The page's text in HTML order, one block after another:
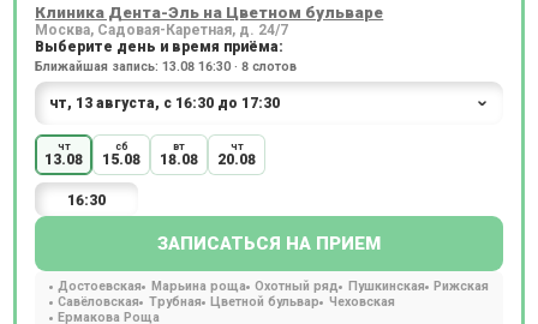
Клиника Дента-Эль на Цветном бульваре
Москва, Садовая-Каретная, д. 24/7
Выберите день и время приёма:
Ближайшая запись: 13.08 16:30 · 8 слотов
чт
13.08
сб
15.08
вт
18.08
чт
20.08
16:30
ЗАПИСАТЬСЯ НА ПРИЕМ
Достоевская Марьина роща Охотный ряд Пушкинская
Рижская
Савёловская
Трубная Цветной бульвар
Чеховская
Ермакова Роща